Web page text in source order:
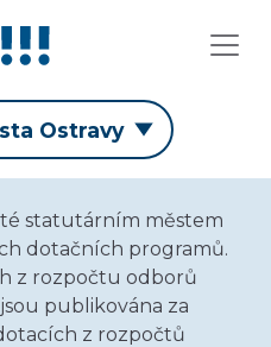
Ostravy
statutárním městem
dotačních programů.
z rozpočtu odborů
publikována za
z rozpočtů